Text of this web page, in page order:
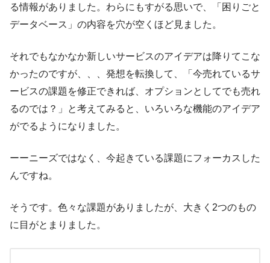
る情報がありました。わらにもすがる思いで、「困りごと
データベース」の内容を穴が空くほど見ました。
それでもなかなか新しいサービスのアイデアは降りてこな
かったのですが、、、発想を転換して、「今売れているサ
ービスの課題を修正できれば、オプションとしてでも売れ
るのでは？」と考えてみると、いろいろな機能のアイデア
がでるようになりました。
ーーニーズではなく、今起きている課題にフォーカスした
んですね。
そうです。色々な課題がありましたが、大きく2つのもの
に目がとまりました。